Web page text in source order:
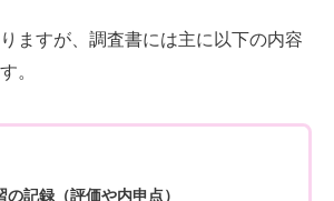
ますが、調査書には主に以下の内容
。
記録（評価や内申点）